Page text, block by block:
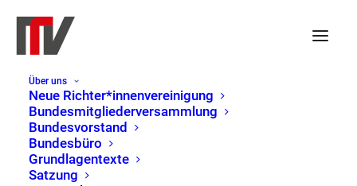
Über uns
Neue Richter*innenvereinigung
Bundesmitgliederversammlung
Bundesvorstand
Bundesbüro
Grundlagentexte
Satzung
Antrag auf Gewährung einer
amtsangemessenen
Alimentation für das Jahr